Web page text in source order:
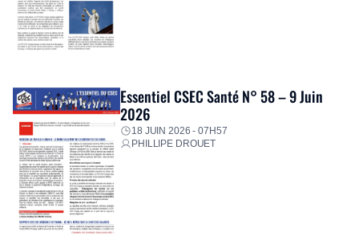
Essentiel CSEC Santé N° 58 – 9 Juin
2026
18 JUIN 2026 - 07H57
PHILLIPE DROUET